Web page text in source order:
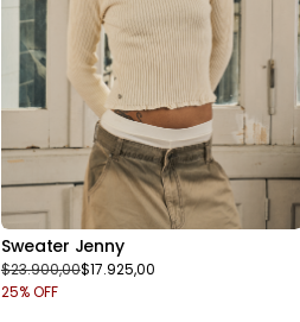
Sweater Jenny
$17.925,00
$23.900,00
25% OFF